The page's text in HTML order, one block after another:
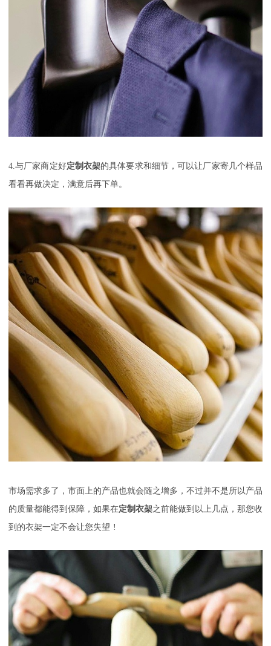
4.与厂家商定好定制衣架的具体要求和细节，可以让厂家寄几个样品
看看再做决定，满意后再下单。
市场需求多了，市面上的产品也就会随之增多，不过并不是所以产品
的质量都能得到保障，如果在定制衣架之前能做到以上几点，那您收
到的衣架一定不会让您失望 !